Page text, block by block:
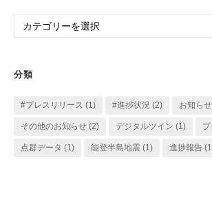
カ
ー
分類
#プレスリリース (1) #進捗状況 (2) お知らせ
その他のお知らせ (2) デジタルツイン (1)
点群データ (1) 能登半島地震 (1) 進捗報告